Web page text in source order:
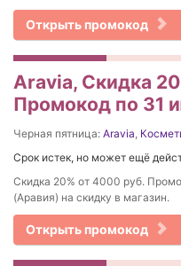
Открыть промокод
Aravia, Скидка
Промокод по 31
Черная пятница: Aravia
Срок истек, но может ещё
Скидка 20% от 4000 руб.
(Аравия) на скидку в магазин.
Открыть промокод